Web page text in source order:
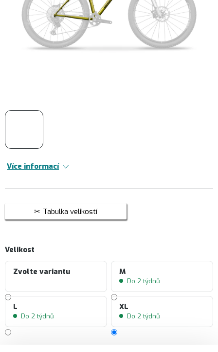
Více informací
Tabulka velikostí
Velikost
Zvolte variantu M
Do 2 týdnů
L
Do 2 týdnů
XL
Do 2 týdnů